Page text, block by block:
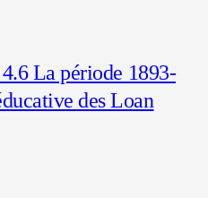
La période 1893-
des Loan